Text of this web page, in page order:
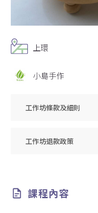
上環
小島手作
工作坊條款及細則
工作坊退款政策
課程內容